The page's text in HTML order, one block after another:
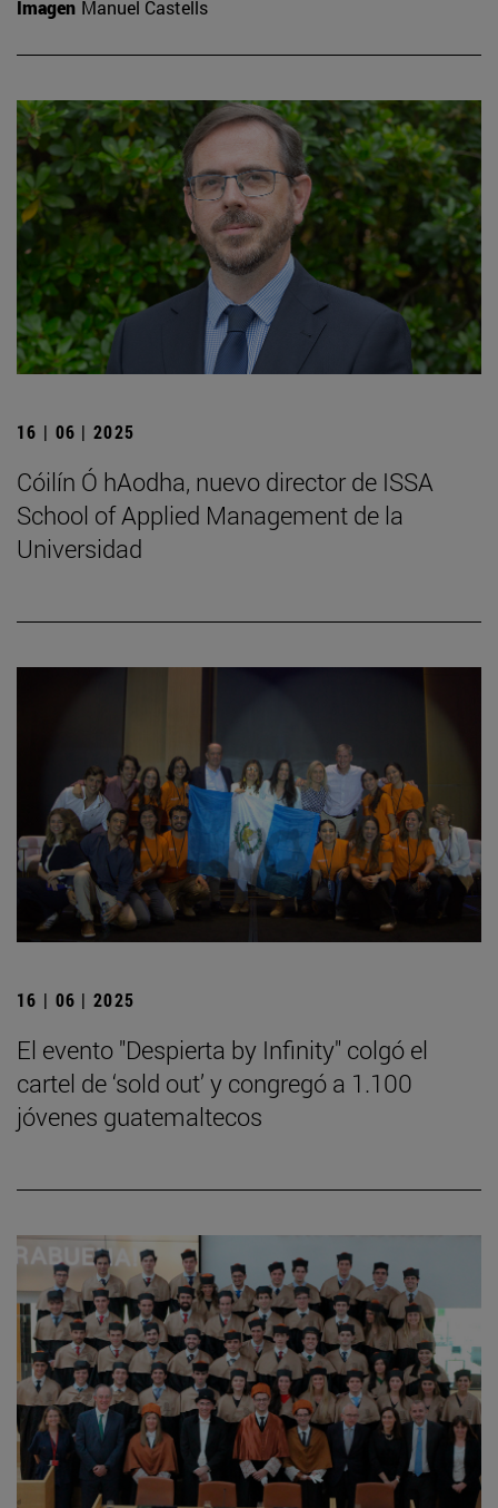
Imagen Manuel Castells
16 | 06 | 2025
Cóilín Ó hAodha, nuevo director de ISSA
School of Applied Management de la
Universidad
16 | 06 | 2025
El evento "Despierta by Infinity" colgó el
cartel de ‘sold out’ y congregó a 1.100
jóvenes guatemaltecos